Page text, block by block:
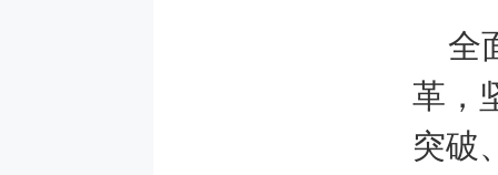
全
革，
突破